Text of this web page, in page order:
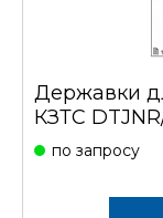
Державки
КЗТС
по запросу